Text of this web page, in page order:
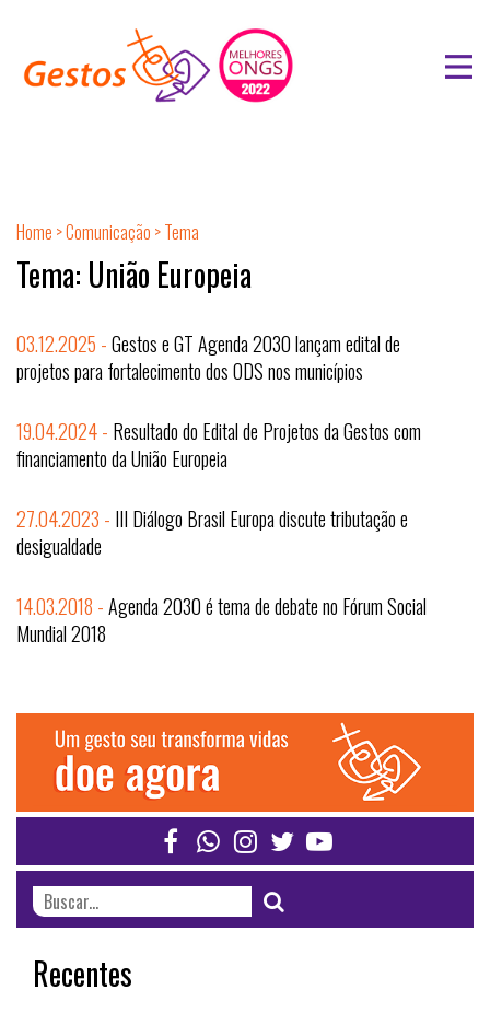
Home >Comunicação > Tema
Tema: União Europeia
03.12.2025 -Gestos e GT Agenda 2030 lançam edital de
projetos para fortalecimento dos ODS nos municípios
19.04.2024 - Resultado do Edital de Projetos da Gestos com
financiamento da União Europeia
27.04.2023 - III Diálogo Brasil Europa discute tributação e
desigualdade
14.03.2018 -Agenda 2030 é tema de debate no Fórum Social
Mundial 2018
Recentes